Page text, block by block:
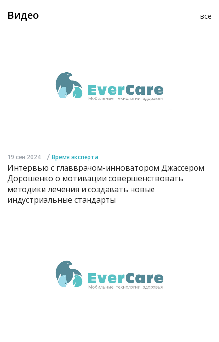
все
Видео
19 сен 2024 / Время эксперта
Интервью с главврачом-инноватором Джассером
Дорошенко о мотивации совершенствовать
методики лечения и создавать новые
индустриальные стандарты